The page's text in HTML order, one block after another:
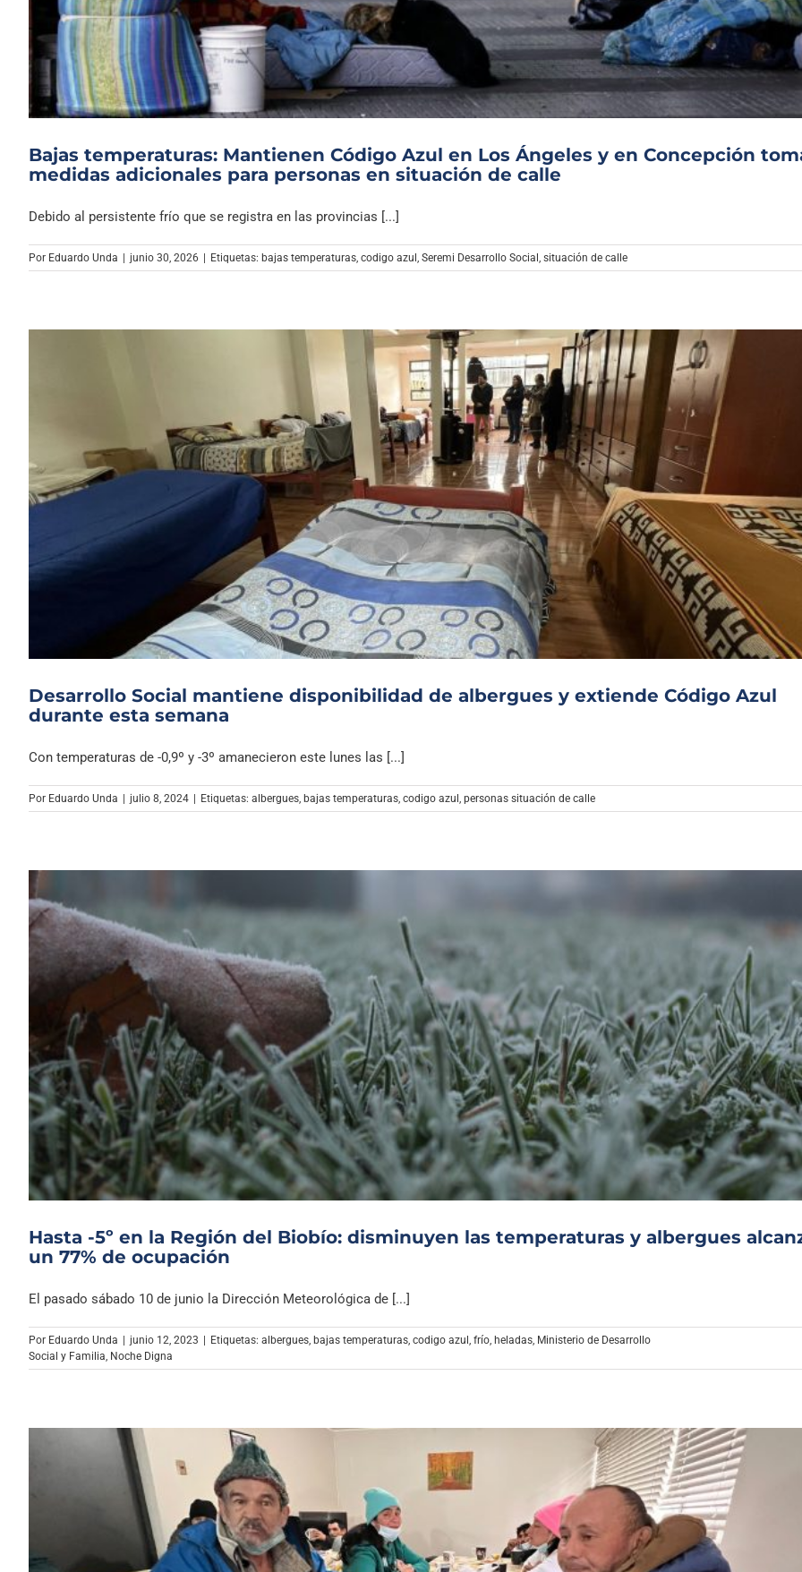
Archivo Sonoro
Bajas temperaturas: Mantienen Código Azul en Los Ángeles y en Concepción
medidas adicionales para personas en situación de calle
Debido al persistente frío que se registra en las provincias [...]
Por Eduardo Unda junio 30, 2026 Etiquetas: bajas temperaturas, codigo azul , Seremi Desarrollo Social , situación de calle
Desarrollo Social mantiene disponibilidad de albergues y extiende Código Azul
durante esta semana
Con temperaturas de -0,9º y -3º amanecieron este lunes las [...]
Por Eduardo Unda julio 8, 2024 Etiquetas: albergues, bajas temperaturas, codigo azul , personas situación de calle
Hasta -5º en la Región del Biobío: disminuyen las temperaturas y albergues
un 77% de ocupación
El pasado sábado 10 de junio la Dirección Meteorológica de [...]
Por Eduardo Unda | junio 12, 2023 | Etiquetas: albergues bajas temperaturas codigo azul frío heladas Ministerio de Desarrollo
Social y Familia Noche Digna